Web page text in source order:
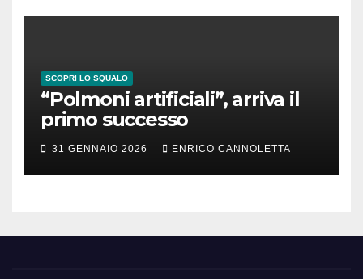
SCOPRI LO SQUALO
“Polmoni artificiali”, arriva il
primo successo
31 GENNAIO 2026 ENRICO CANNOLETTA